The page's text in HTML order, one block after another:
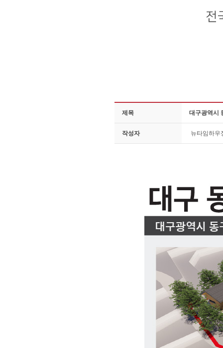
제목 대구광역시
작성자 뉴타임하우